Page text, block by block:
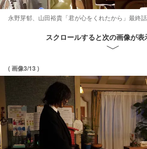
永野芽郁、山田裕貴「君が心をくれたから」最終
スクロールすると次の画像が
( 画像3/13 )